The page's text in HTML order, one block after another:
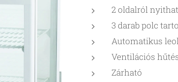
2 oldalról
3 darab polc
Automatikus
Ventilációs
Zárható